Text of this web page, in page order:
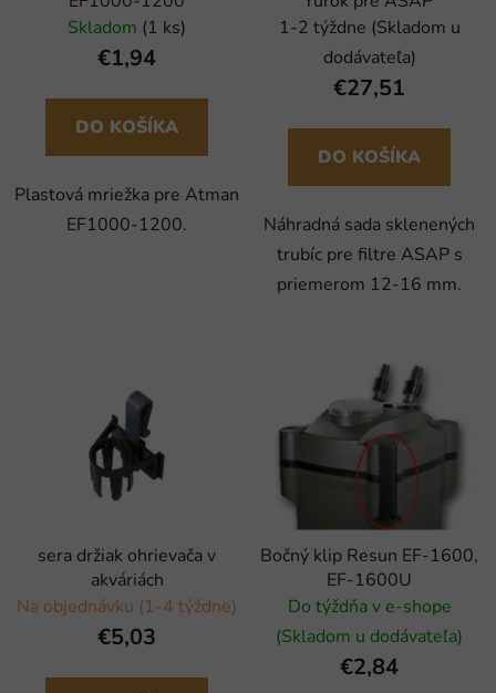
Skladom (1 ks)
€1,94
DO KOŠÍKA
Plastová mriežka pre Atman
EF1000-1200.
1-2 týždne (Skladom u
dodávateľa)
€27,51
DO KOŠÍKA
Náhradná sada sklenených
trubíc pre filtre ASAP s
priemerom 12-16 mm.
sera držiak ohrievača v
akváriách
Na objednávku (1-4 týždne)
€5,03
Bočný klip Resun EF-1600,
EF-1600U
Do týždňa v e-shope
(Skladom u dodávateľa)
€2,84